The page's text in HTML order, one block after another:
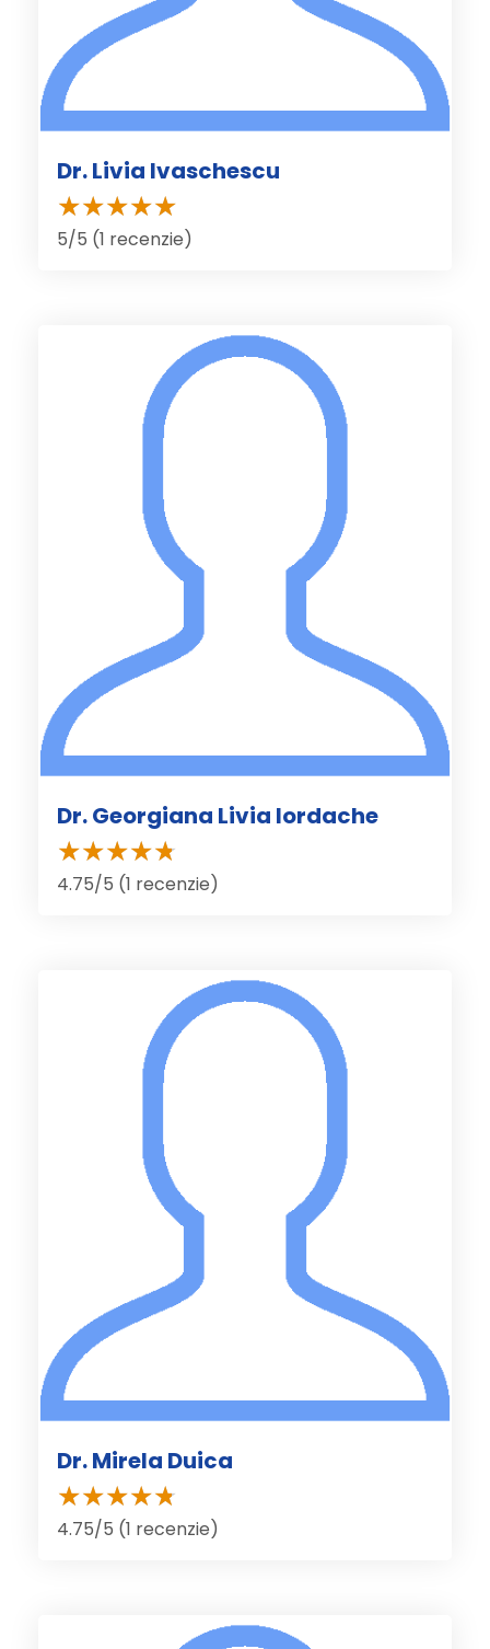
Dr. Livia Ivaschescu
5/5 (1 recenzie)
Dr. Georgiana Livia Iordache
4.75/5 (1 recenzie)
Dr. Mirela Duica
4.75/5 (1 recenzie)